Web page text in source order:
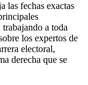
las fechas exactas
a toda
los expertos de
electoral,
derecha que se